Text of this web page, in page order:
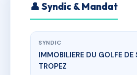
👤 Syndic & Mandat
SYNDIC
IMMOBILIERE DU GOLFE DE
TROPEZ